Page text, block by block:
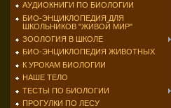
АУДИОКНИГИ ПО БИОЛОГИИ
БИО-ЭНЦИКЛОПЕДИЯ ДЛЯ
ШКОЛЬНИКОВ "ЖИВОЙ МИР"
ЗООЛОГИЯ В ШКОЛЕ
БИО-ЭНЦИКЛОПЕДИЯ ЖИВОТНЫХ
К УРОКАМ БИОЛОГИИ
НАШЕ ТЕЛО
ТЕСТЫ ПО БИОЛОГИИ
ПРОГУЛКИ ПО ЛЕСУ